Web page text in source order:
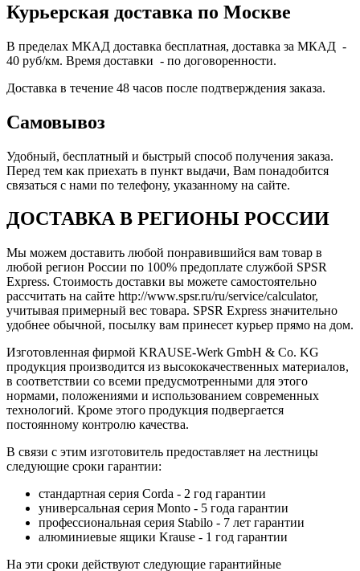
Курьерская доставка по Москве
В пределах МКАД доставка бесплатная, доставка за МКАД -
40 руб/км. Время доставки - по договоренности.
Доставка в течение 48 часов после подтверждения заказа.
Самовывоз
Удобный, бесплатный и быстрый способ получения заказа.
Перед тем как приехать в пункт выдачи, Вам понадобится
связаться с нами по телефону, указанному на сайте.
ДОСТАВКА В РЕГИОНЫ РОССИИ
Мы можем доставить любой понравившийся вам товар в
любой регион России по 100% предоплате службой SPSR
Express. Стоимость доставки вы можете самостоятельно
рассчитать на сайте http://www.spsr.ru/ru/service/calculator,
учитывая примерный вес товара. SPSR Express значительно
удобнее обычной, посылку вам принесет курьер прямо на дом.
Изготовленная фирмой KRAUSE-Werk GmbH & Со. KG
продукция производится из высококачественных материалов,
в соответствии со всеми предусмотренными для этого
нормами, положениями и использованием современных
технологий. Кроме этого продукция подвергается
постоянному контролю качества.
В связи с этим изготовитель предоставляет на лестницы
следующие сроки гарантии:
стандартная серия Corda - 2 год гарантии
универсальная серия Monto - 5 года гарантии
профессиональная серия Stabilo - 7 лет гарантии
алюминиевые ящики Krause - 1 год гарантии
На эти сроки действуют следующие гарантийные